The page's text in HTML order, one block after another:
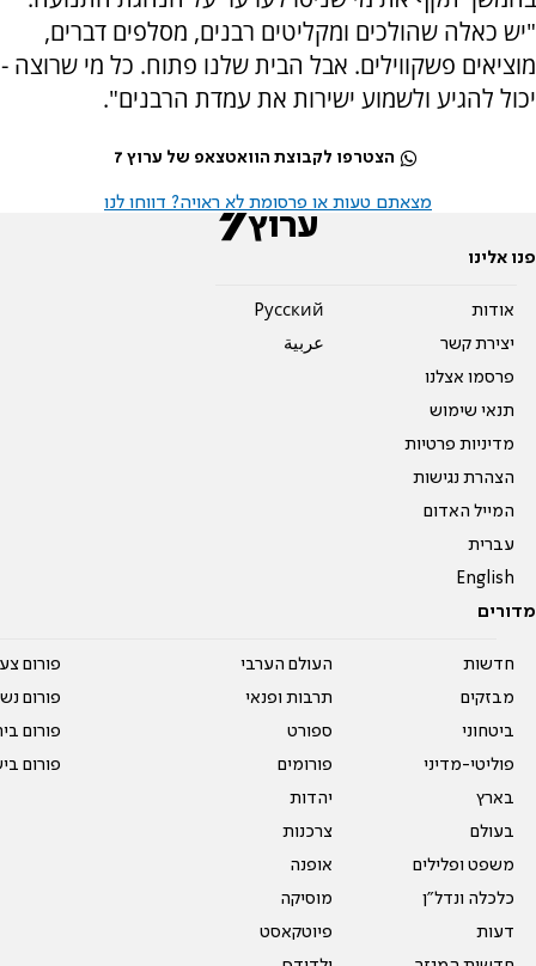
"יש כאלה שהולכים ומקליטים רבנים, מסלפים דברים,
מוציאים פשקווילים. אבל הבית שלנו פתוח. כל מי שרוצה -
יכול להגיע ולשמוע ישירות את עמדת הרבנים".
הצטרפו לקבוצת הוואטצאפ של ערוץ 7
מצאתם טעות או פרסומת לא ראויה? דווחו לנו
פנו אלינו
אודות
יצירת קשר
פרסמו אצלנו
תנאי שימוש
מדיניות פרטיות
הצהרת נגישות
המייל האדום
עברית
English
Pусский
عربية
מדורים
חדשות
מבזקים
ביטחוני
פוליטי-מדיני
בארץ
בעולם
משפט ופלילים
כלכלה ונדל"ן
דעות
העולם הערבי
תרבות ופנאי
ספורט
פורומים
יהדות
צרכנות
אופנה
מוסיקה
פיוטקאסט
פורום
פורום
פורום
פורום